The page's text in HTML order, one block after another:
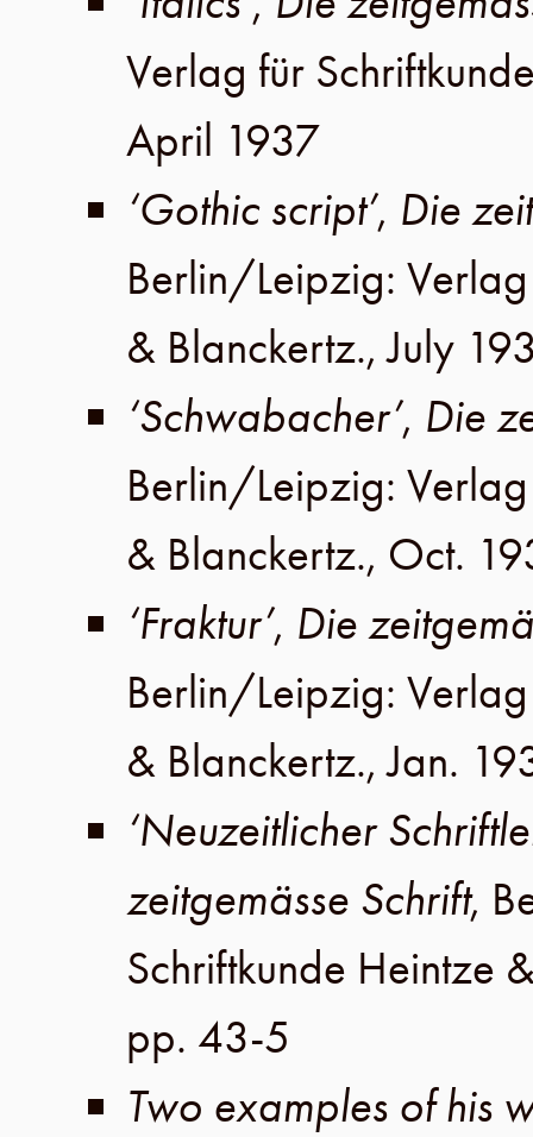
Verlag für
April 1937
‘Gothic script’, Die
Berlin/Leipzig:
& Blanckertz.,July
‘Schwabacher’, Die
Berlin/Leipzig:
& Blanckertz., Oct.
‘Fraktur’, Die
Berlin/Leipzig:
& Blanckertz.,Jan.
‘Neuzeitlicher
zeitgemässe Schrift,
Schriftkunde Heintze
pp. 43-5
Two examples of his